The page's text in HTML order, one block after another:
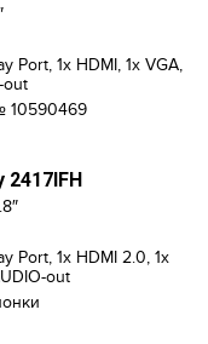
Port, 1x HDMI, 1x VGA,
out
10590469
2417IFH
Port, 1x HDMI 2.0, 1x
out